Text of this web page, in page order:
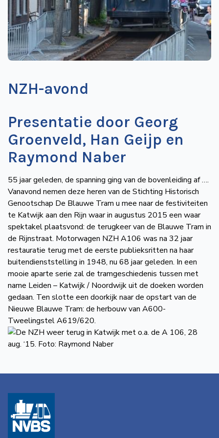
NVBS
Wegwijzer
Mijn
NVBS
NZH-avond
Presentatie door Georg
Groenveld, Han Geijp en
Raymond Naber
55 jaar geleden, de spanning ging van de bovenleiding af ….
Vanavond nemen deze heren van de Stichting Historisch
Genootschap De Blauwe Tram u mee naar de festiviteiten
te Katwijk aan den Rijn waar in augustus 2015 een waar
spektakel plaatsvond: de terugkeer van de Blauwe Tram in
de Rijnstraat. Motorwagen NZH A106 was na 32 jaar
restauratie terug met de eerste publieksritten na haar
buitendienststelling in 1948, nu 68 jaar geleden. In een
mooie aparte serie zal de tramgeschiedenis tussen met
name Leiden – Katwijk / Noordwijk uit de doeken worden
gedaan. Ten slotte een doorkijk naar de opstart van de
Nieuwe Blauwe Tram: de herbouw van A600-
Tweelingstel A619/620.